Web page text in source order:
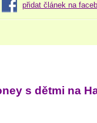
přidat článek na
s dětmi na